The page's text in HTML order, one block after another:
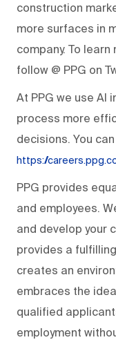
construction
more surfaces in
company. To
follow @ PPG on
At PPG we use AI
process more
decisions. You
https://
PPG provides
and employees.
and develop your
provides a
creates an
embraces the
qualified
employment